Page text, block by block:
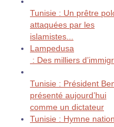
Tunisie : Un prêtre
attaquées par les
islamistes...
Lampedusa
: Des milliers
Tunisie : Président
présenté aujourd’hui
comme un dictateur
Tunisie : Hymne